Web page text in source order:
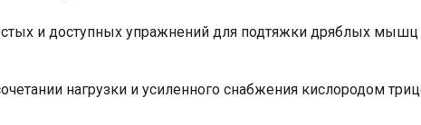
и доступных упражнений для подтяжки дряблых мышц
нагрузки и усиленного снабжения кислородом